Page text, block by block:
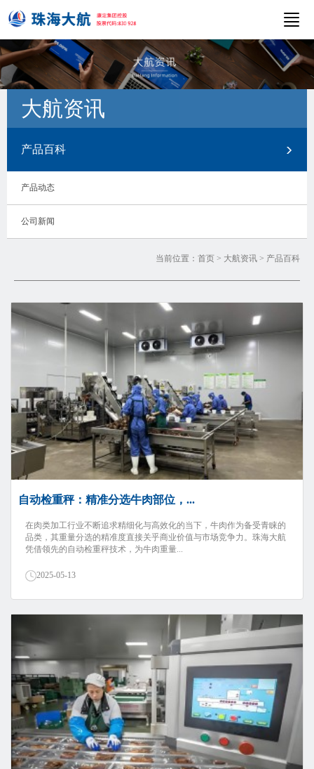
大航资讯
产品百科
产品动态
公司新闻
当前位置： 首页 > 大航资讯 > 产品百科
自动检重秤：精准分选牛肉部位，...
在肉类加工行业不断追求精细化与高效化的当下，牛肉作为备受青睐的
品类，其重量分选的精准度直接关乎商业价值与市场竞争力。珠海大航
凭借领先的自动检重秤技术，为牛肉重量...
2025-05-13